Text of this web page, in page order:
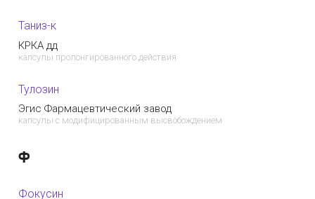
Таниз-к
КРКА дд
капсулы пролонгированного действия
Тулозин
Эгис Фармацевтический завод
капсулы с модифицированным высвобождением
Ф
Фокусин